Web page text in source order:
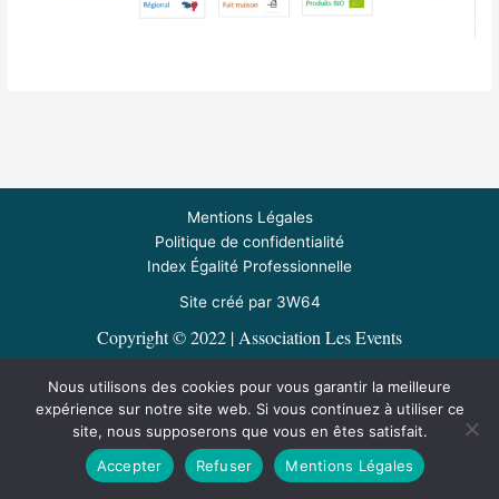
Mentions Légales
Politique de confidentialité
Index Égalité Professionnelle
Site créé par 3W64
Copyright © 2022 | Association Les Events
05.59.38.67.17 / 4 rue du Saison - 64190 RIVEHAUTE
Nous contacter
LinkedIn
Nous utilisons des cookies pour vous garantir la meilleure
expérience sur notre site web. Si vous continuez à utiliser ce
site, nous supposerons que vous en êtes satisfait.
Accepter
Refuser Mentions Légales